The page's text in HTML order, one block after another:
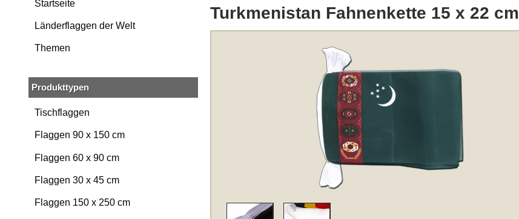
Startseite
Länderflaggen der Welt
Themen
Produkttypen
Tischflaggen
Flaggen 90 x 150 cm
Flaggen 60 x 90 cm
Flaggen 30 x 45 cm
Flaggen 150 x 250 cm
Turkmenistan Fahnenkette 15 x 22 cm